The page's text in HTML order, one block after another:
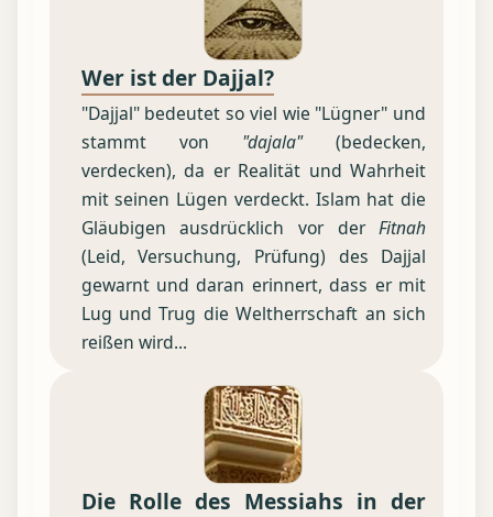
Wer ist der Dajjal?
"Dajjal" bedeutet so viel wie "Lügner" und
stammt von "dajala"(bedecken,
verdecken), da er Realität und Wahrheit
mit seinen Lügen verdeckt. Islam hat die
Gläubigen ausdrücklich vor derFitnah
(Leid, Versuchung, Prüfung) des Dajjal
gewarnt und daran erinnert, dass er mit
Lug und Trug die Weltherrschaft an sich
reißen wird...
Die Rolle des Messiahs in der